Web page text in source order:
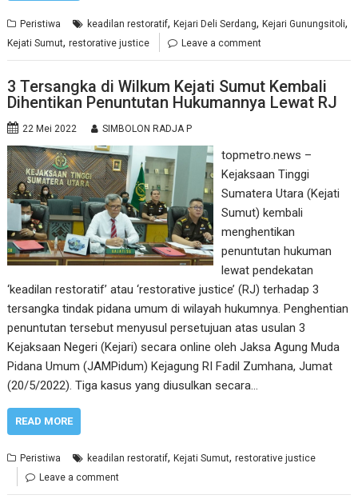
Peristiwa keadilan restoratif,Kejari Deli Serdang,Kejari Gunungsitoli,
Kejati Sumut,restorative justice Leave a comment
3 Tersangka di Wilkum Kejati Sumut Kembali
Dihentikan Penuntutan Hukumannya Lewat RJ
22 Mei 2022 SIMBOLON RADJA P
topmetro.news –
Kejaksaan Tinggi
Sumatera Utara (Kejati
Sumut) kembali
menghentikan
penuntutan hukuman
lewat pendekatan
‘keadilan restoratif’ atau ‘restorative justice’ (RJ) terhadap 3
tersangka tindak pidana umum di wilayah hukumnya. Penghentian
penuntutan tersebut menyusul persetujuan atas usulan 3
Kejaksaan Negeri (Kejari) secara online oleh Jaksa Agung Muda
Pidana Umum (JAMPidum) Kejagung RI Fadil Zumhana, Jumat
(20/5/2022). Tiga kasus yang diusulkan secara…
READ MORE
Peristiwa keadilan restoratif,Kejati Sumut,restorative justice
Leave a comment